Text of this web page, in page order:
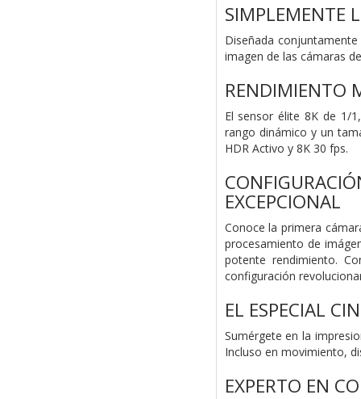
SIMPLEMENTE
Diseñada
imagen de las cámaras
RENDIMIENTO
El sensor élite 8K de 1/
rango dinámico y un
HDR Activo y 8K 30 fps.
EXCEPCIONAL
Conoce la primera
procesamiento de
potente rendimiento.
configuración
EL ESPECIAL
Sumérgete en la
Incluso en movimiento,
EXPERTO EN